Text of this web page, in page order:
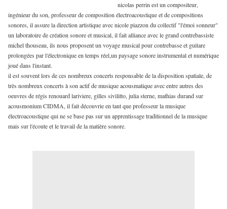
nicolas perrin est un compositeur,
ingénieur du son, professeur de composition électroacoustique et de compositions
sonores, il assure la direction artistique avec nicole piazzon du collectif "l'émoi sonneur"
un laboratoire de création sonore et musical, il fait alliance avec le grand contrebassiste
michel thouseau, ils nous proposent un voyage musical pour contrebasse et guitare
prolongées par l'électronique en temps réel,un paysage sonore instrumental et numérique
joué dans l'instant.
il est souvent lors de ces nombreux concerts responsable de la disposition spatiale, de
très nombreux concerts à son actif de musique acousmatique avec entre autres des
oeuvres de régis renouard lariviere, gilles sivilitto, julia sterne, mathias durand sur
acousmonium CIDMA, il fait découvrie en tant que professeur la musique
électroacoustique qui ne se base pas sur un apprentissage traditionnel de la musique
mais sur l'écoute et le travail de la matière sonore.